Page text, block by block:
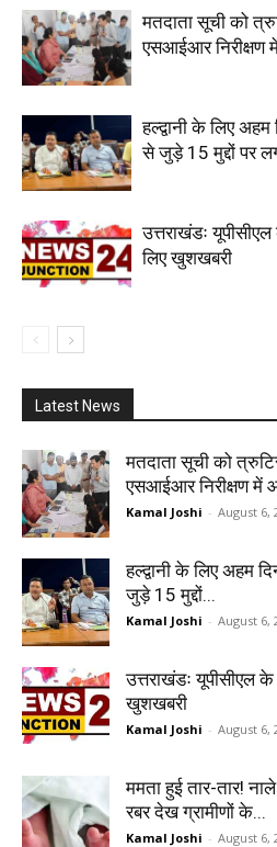
मतदाता सूची को
एसआईआर निरीक्षण
हल्द्वानी के लिए
से जुड़े 15 मुद्दों पर
उत्तराखंडः
लिए खुशखबरी
Latest News
मतदाता सूची को
एसआईआर निरीक्षण में
Kamal Joshi - August 6,
हल्द्वानी के लिए अहम
जुड़े 15 मुद्दों...
Kamal Joshi - August 6,
उत्तराखंडः यूपीसीएल
खुशखबरी
Kamal Joshi - August 6,
ममता हुई तार-तार!
रबर देख ग्रामीणों के...
Kamal Joshi - August 6,